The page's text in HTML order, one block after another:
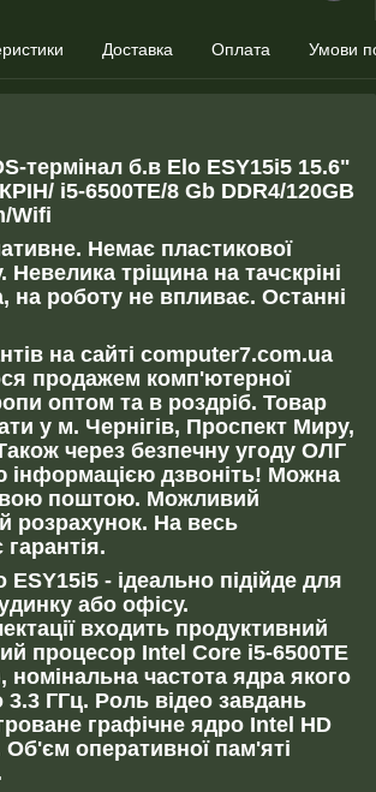
Доставка Оплата Умови
термінал б.в Elo ESY15i5 15.6"
i5-6500TE/8 Gb DDR4/120GB
Wifi
Немає пластикової
Невелика тріщина на тачскріні
на роботу не впливає. Останні
на сайті computer7.com.ua
продажем комп'ютерної
оптом та в роздріб. Товар
у м. Чернігів, Проспект Миру,
через безпечну угоду ОЛГ
інформацією дзвоніть! Можна
поштою. Можливий
розрахунок. На весь
- ідеально підійде для
або офісу.
входить продуктивний
процесор Intel Core i5-6500TE
номінальна частота ядра якого
3.3 ГГц. Роль відео завдань
графічне ядро Intel HD
оперативної пам'яті